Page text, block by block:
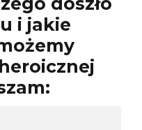
i jakie